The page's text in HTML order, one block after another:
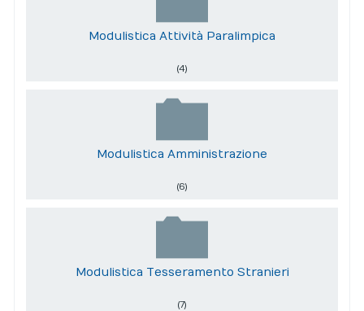
Modulistica Attività Paralimpica
(4)
Modulistica Amministrazione
(6)
Modulistica Tesseramento Stranieri
(7)